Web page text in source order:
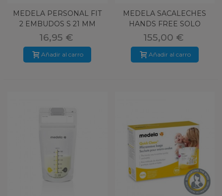
MEDELA PERSONAL FIT
2 EMBUDOS S 21 MM
0080033
16,95 €
Añadir al carro
MEDELA SACALECHES
HANDS FREE SOLO
SIMPLE
155,00 €
Añadir al carro